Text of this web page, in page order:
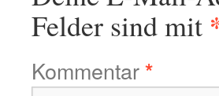
Felder sind mit
Kommentar*